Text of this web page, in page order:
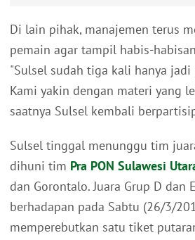
Di lain pihak, manajemen terus
pemain agar tampil habis-
"Sulsel sudah tiga kali hanya jadi
Kami yakin dengan materi yang
saatnya Sulsel kembali
Sulsel tinggal menunggu tim
dihuni tim Pra PON Sulawesi
dan Gorontalo. Juara Grup D dan
berhadapan pada Sabtu (26/3/
memperebutkan satu tiket